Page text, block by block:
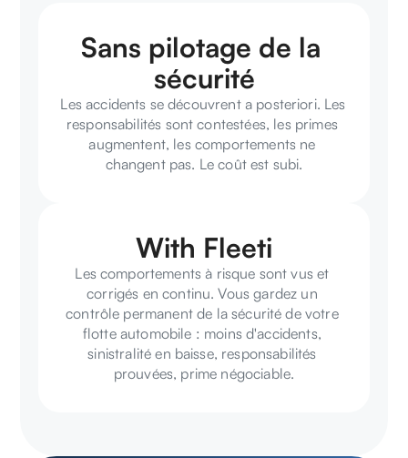
Sans pilotage de la
sécurité
Les accidents se découvrent a posteriori. Les
responsabilités sont contestées, les primes
augmentent, les comportements ne
changent pas. Le coût est subi.
With Fleeti
Les comportements à risque sont vus et
corrigés en continu. Vous gardez un
contrôle permanent de la sécurité de votre
flotte automobile : moins d'accidents,
sinistralité en baisse, responsabilités
prouvées, prime négociable.